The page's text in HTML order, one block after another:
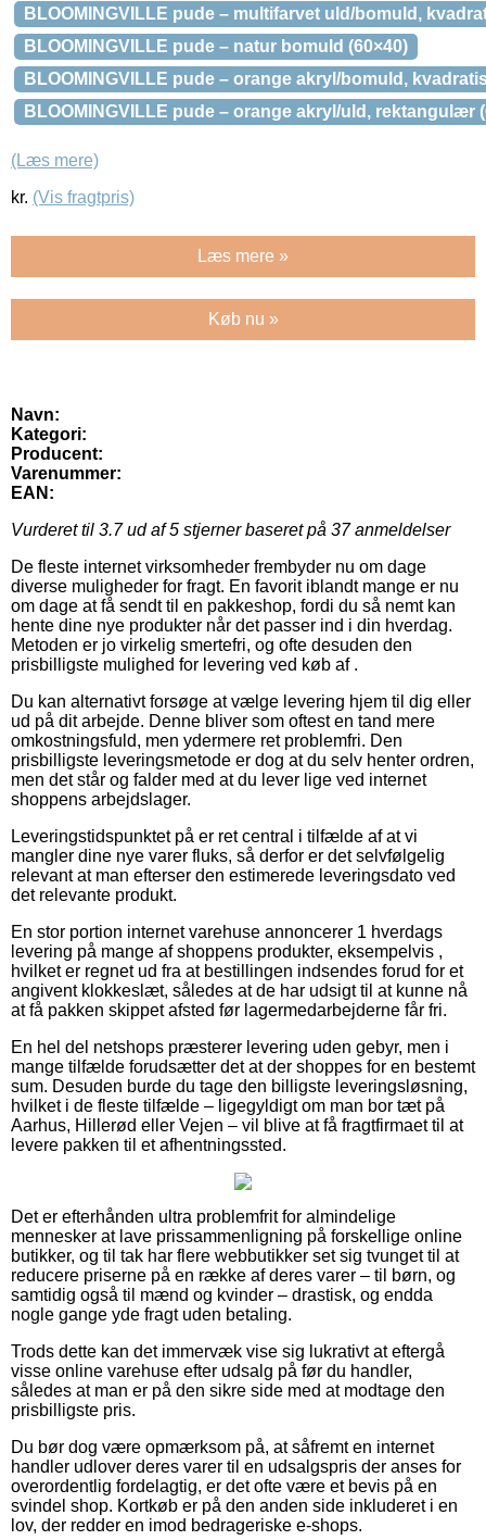
BLOOMINGVILLE pude – multifarvet uld/bomuld,
BLOOMINGVILLE pude – natur bomuld (60×40)
BLOOMINGVILLE pude – orange akryl/bomuld,
BLOOMINGVILLE pude – orange akryl/uld, rektangulær
(Læs mere)
kr. (Vis fragtpris)
Læs mere »
Køb nu »
Navn:
Kategori:
Producent:
Varenummer:
EAN:
Vurderet til 3.7ud af 5 stjerner baseret på 37anmeldelser
De fleste internet virksomheder frembyder nu om dage
diverse muligheder for fragt. En favorit iblandt mange er nu
om dage at få sendt til en pakkeshop, fordi du så nemt kan
hente dine nye produkter når det passer ind i din hverdag.
Metoden er jo virkelig smertefri, og ofte desuden den
prisbilligste mulighed for levering ved køb af .
Du kan alternativt forsøge at vælge levering hjem til dig eller
ud på dit arbejde. Denne bliver som oftest en tand mere
omkostningsfuld, men ydermere ret problemfri. Den
prisbilligste leveringsmetode er dog at du selv henter ordren,
men det står og falder med at du lever lige ved internet
shoppens arbejdslager.
Leveringstidspunktet på er ret central i tilfælde af at vi
mangler dine nye varer fluks, så derfor er det selvfølgelig
relevant at man efterser den estimerede leveringsdato ved
det relevante produkt.
En stor portion internet varehuse annoncerer 1 hverdags
levering på mange af shoppens produkter, eksempelvis ,
hvilket er regnet ud fra at bestillingen indsendes forud for et
angivent klokkeslæt, således at de har udsigt til at kunne nå
at få pakken skippet afsted før lagermedarbejderne får fri.
En hel del netshops præsterer levering uden gebyr, men i
mange tilfælde forudsætter det at der shoppes for en bestemt
sum. Desuden burde du tage den billigste leveringsløsning,
hvilket i de fleste tilfælde – ligegyldigt om man bor tæt på
Aarhus, Hillerød eller Vejen – vil blive at få fragtfirmaet til at
levere pakken til et afhentningssted.
Det er efterhånden ultra problemfrit for almindelige
mennesker at lave prissammenligning på forskellige online
butikker, og til tak har flere webbutikker set sig tvunget til at
reducere priserne på en række af deres varer – til børn, og
samtidig også til mænd og kvinder – drastisk, og endda
nogle gange yde fragt uden betaling.
Trods dette kan det immervæk vise sig lukrativt at eftergå
visse online varehuse efter udsalg på før du handler,
således at man er på den sikre side med at modtage den
prisbilligste pris.
Du bør dog være opmærksom på, at såfremt en internet
handler udlover deres varer til en udsalgspris der anses for
overordentlig fordelagtig, er det ofte være et bevis på en
svindel shop. Kortkøb er på den anden side inkluderet i en
lov, der redder en imod bedrageriske e-shops.